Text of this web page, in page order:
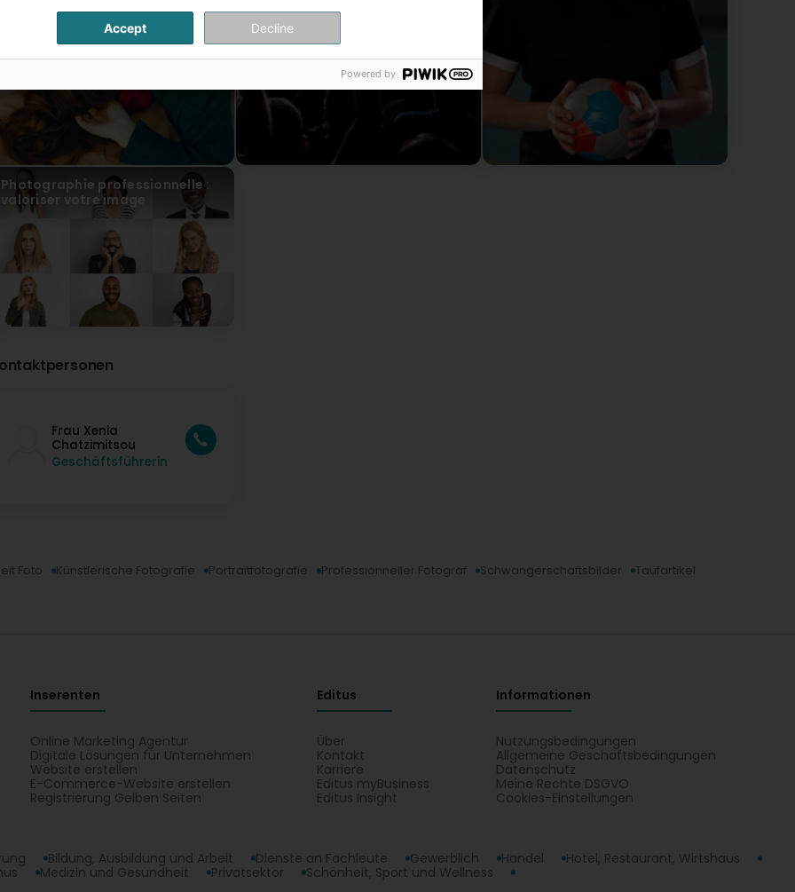
Photographie professionnelle :
valoriser votre image
Frau Xenia
Chatzimitsou
Geschäftsführerin
Foto Künstlerische Fotografie Portraitfotografie Professionneller Fotograf Schwangerschaftsbilder Taufartikel
Inserenten
Online Marketing Agentur
Digitale Lösungen für Unternehmen
Website erstellen
E-Commerce-Website erstellen
Registrierung Gelben Seiten
Editus
Über
Kontakt
Karriere
Editus myBusiness
Editus Insight
Informationen
Nutzungsbedingungen
Allgemeine Geschäftsbedingungen
Datenschutz
Meine Rechte DSGVO
Cookies-Einstellungen
Bildung, Ausbildung und Arbeit Dienste an Fachleute Gewerblich Handel
Hotel, Restaurant, Wirtshaus
Medizin und Gesundheit Privatsektor Schönheit, Sport und Wellness
Accept Decline
Powered by